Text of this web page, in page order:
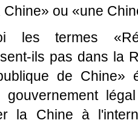
ou «une
les termes
ils pas dans la
de Chine»
gouvernement
la Chine à